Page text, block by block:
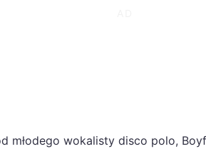
młodego wokalisty disco polo,